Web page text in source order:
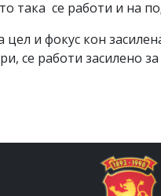
така се работи и на
и фокус кон
се работи засилено